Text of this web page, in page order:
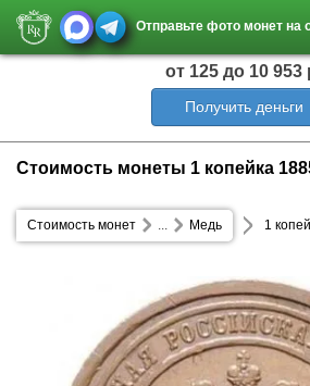
Отправьте фото монет на
от 125 до 10 953
Получить деньги
Стоимость монеты 1 копейка
Стоимость монет Медь
... 1